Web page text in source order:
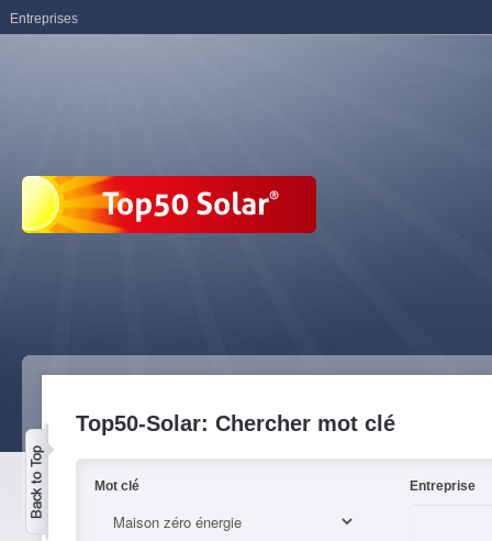
Top50-Solar: Chercher mot clé
Mot clé Entreprise
Entreprises